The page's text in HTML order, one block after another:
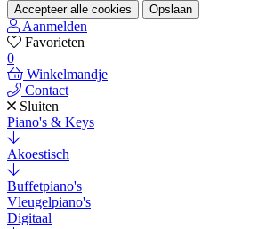
Accepteer alle cookies Opslaan
Aanmelden
Favorieten
0
Winkelmandje
Contact
Sluiten
Piano's & Keys
Akoestisch
Buffetpiano's
Vleugelpiano's
Digitaal